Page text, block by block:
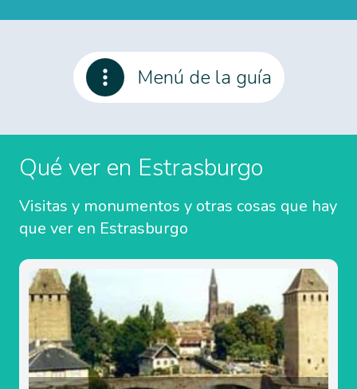
Menú de la guía
Qué ver en Estrasburgo
Visitas y monumentos y otras cosas que hay
que ver en Estrasburgo